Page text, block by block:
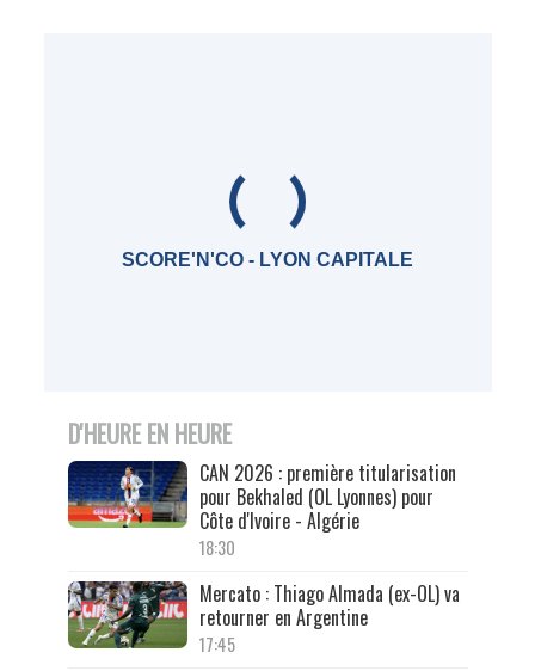
SCORE'N'CO - LYON CAPITALE
D'HEURE EN HEURE
CAN 2026 : première titularisation
pour Bekhaled (OL Lyonnes) pour
Côte d'Ivoire - Algérie
18:30
Mercato : Thiago Almada (ex-OL) va
retourner en Argentine
17:45